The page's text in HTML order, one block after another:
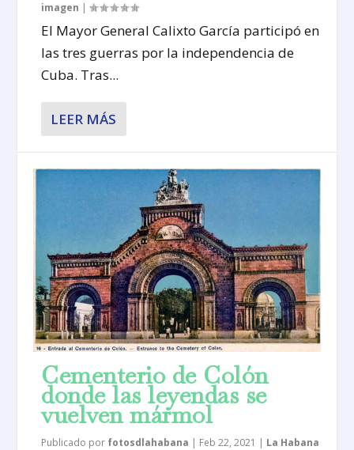
imagen |
El Mayor General Calixto García participó en
las tres guerras por la independencia de
Cuba. Tras...
LEER MÁS
Cementerio de Colón
donde las leyendas se
vuelven mármol
Publicado por fotosdlahabana | Feb 22, 2021 | La Habana